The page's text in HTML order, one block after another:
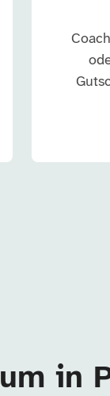
in